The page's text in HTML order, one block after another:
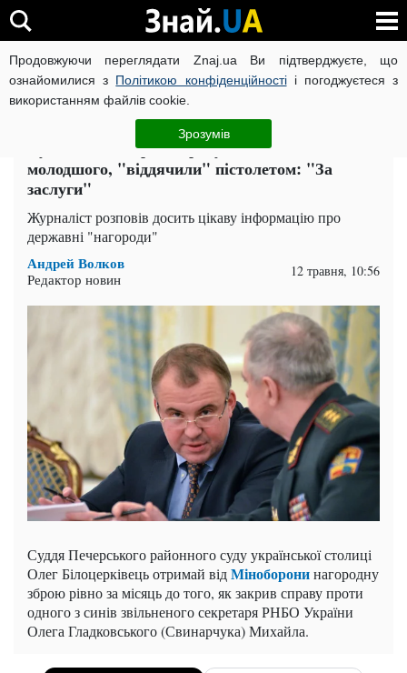
Продовжуючи переглядати Znaj.ua Ви підтверджуєте, що
ознайомилися з Політикою конфіденційностіі погоджуєтеся з
використанням файлів cookie.
Зрозумів
ВІЙНА РОСІЇ ПРОТИ УКРАЇНИ КОРОНАВІРУС В УКРАЇНІ
Політика ЧИТАТЬ НА РУССКОМ
Судді, який закрив справу Гладковського-
молодшого, "віддячили" пістолетом: "За
заслуги"
Журналіст розповів досить цікаву інформацію про
державні "нагороди"
Андрей Волков
Редактор новин 12 травня, 10:56
Суддя Печерського районного суду української столиці
Олег Білоцерківець отримай відМіноборонинагородну
зброю рівно за місяць до того, як закрив справу проти
одного з синів звільненого секретаря РНБО України
Олега Гладковського (Свинарчука) Михайла.